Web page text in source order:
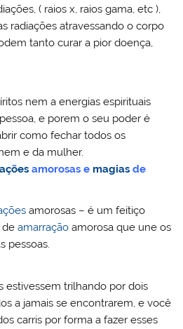
( raios x, raios gama, etc ),
radiações atravessando o corpo
tanto curar a pior doença,
nem a energias espirituais
e porem o seu poder é
como fechar todos os
e da mulher.
amorosas e magias de
amorosas – é um feitiço
deamarração amorosa que une os
pessoas.
estivessem trilhando por dois
a jamais se encontrarem, e você
carris por forma a fazer esses